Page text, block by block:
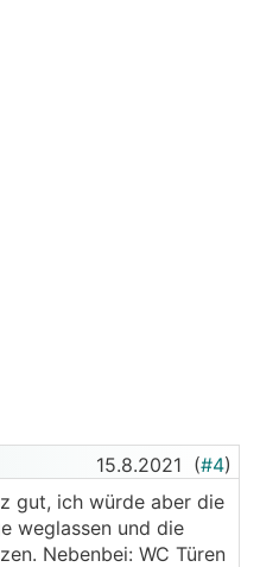
15.8.2021 (#4)
gut, ich würde aber die
weglassen und die
Nebenbei: WC Türen